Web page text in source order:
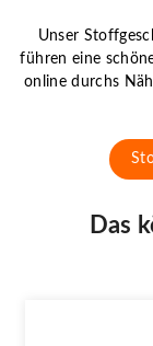
Unser
führen eine
online durchs
Das